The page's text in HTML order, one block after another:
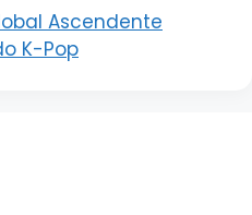
Ascendente
K-Pop